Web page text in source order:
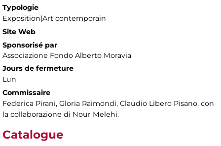
Typologie
Exposition|Art contemporain
Site Web
Sponsorisé par
Associazione Fondo Alberto Moravia
Jours de fermeture
Lun
Commissaire
Federica Pirani, Gloria Raimondi, Claudio Libero Pisano, con
la collaborazione di Nour Melehi.
Catalogue